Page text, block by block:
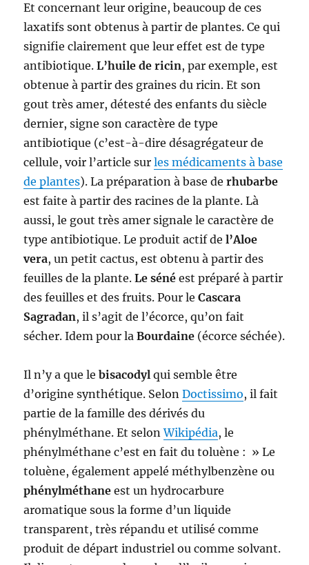
Et concernant leur origine, beaucoup de ces
laxatifs sont obtenus à partir de plantes. Ce qui
signifie clairement que leur effet est de type
antibiotique.L’huile de ricin, par exemple, est
obtenue à partir des graines du ricin. Et son
gout très amer, détesté des enfants du siècle
dernier, signe son caractère de type
antibiotique (c’est-à-dire désagrégateur de
cellule, voir l’article surles médicaments à base
de plantes). La préparation à base derhubarbe
est faite à partir des racines de la plante. Là
aussi, le gout très amer signale le caractère de
type antibiotique. Le produit actif del’Aloe
vera, un petit cactus, est obtenu à partir des
feuilles de la plante.Le séné est préparé à partir
des feuilles et des fruits. Pour leCascara
Sagradan, il s’agit de l’écorce, qu’on fait
sécher. Idem pour laBourdaine (écorce séchée).
Il n’y a que lebisacodyl qui semble être
d’origine synthétique. SelonDoctissimo, il fait
partie de la famille des dérivés du
phénylméthane. Et selonWikipédia, le
phénylméthane c’est en fait du toluène : » Le
toluène, également appelé méthylbenzène ou
phénylméthane est un hydrocarbure
aromatique sous la forme d’un liquide
transparent, très répandu et utilisé comme
produit de départ industriel ou comme solvant.